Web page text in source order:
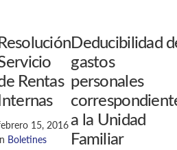
Resolución
Rentas
Internas
15, 2016
Boletines
Deducibilidad
gastos
personales
a la Unidad
Familiar